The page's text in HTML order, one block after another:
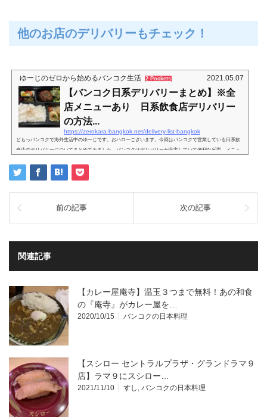
他のお店のデリバリーもチェック！
ゆーじのゼロから始めるバンコク生活 2 Pockets 2021.05.07
【バンコク日系デリバリーまとめ】※全
店メニューあり 日系飲食店デリバリー
の方法...
https://zerokara-bangkok.net/delivery-list-bangkok
どもっバンコクで海外生活中のゆーじです。おハローございます。今回はバンコクで営業している日系飲
食店のデリバリーについてまとめてみました。バンコクはデリバリーが充実していて便利な反面、メニュ
ありますよね。■全店メニューへのリンクあり■各デリバリーサービスへのリンクあり（アイコンから飛べ
ます）■お店のHP・SNSのリンクあり（同じくアイコンをタップすると飛べます）■お店は五十音中に並ん
前の記事 次の記事
関連記事
【カレー屋庵寺】温玉３つまで無料！あの和食
の『庵寺』がカレー屋を…
2020/10/15 バンコクの日本料理
【スシロー セントラルプラザ・グランドラマ９
店】ラマ９にスシロー…
2021/11/10 すし バンコクの日本料理